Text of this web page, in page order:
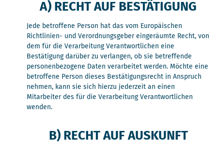
A) RECHT AUF BESTÄTIGUNG
Jede betroffene Person hat das vom Europäischen
Richtlinien- und Verordnungsgeber eingeräumte Recht, von
dem für die Verarbeitung Verantwortlichen eine
Bestätigung darüber zu verlangen, ob sie betreffende
personenbezogene Daten verarbeitet werden. Möchte eine
betroffene Person dieses Bestätigungsrecht in Anspruch
nehmen, kann sie sich hierzu jederzeit an einen
Mitarbeiter des für die Verarbeitung Verantwortlichen
wenden.
B) RECHT AUF AUSKUNFT